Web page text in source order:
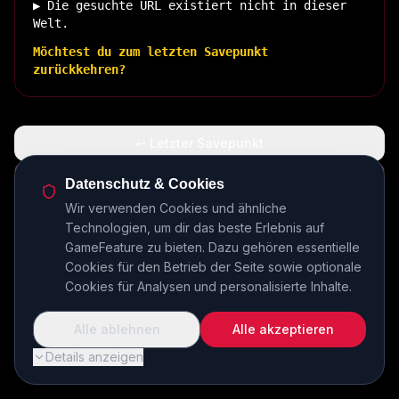
▶ Die gesuchte URL existiert nicht in dieser
Welt.
Möchtest du zum letzten Savepunkt
zurückkehren?
🏠 Zurück zur Basis
INSERT COIN TO CONTINUE...
Datenschutz & Cookies
Wir verwenden Cookies und ähnliche
Technologien, um dir das beste Erlebnis auf
GameFeature zu bieten. Dazu gehören essentielle
Cookies für den Betrieb der Seite sowie optionale
Cookies für Analysen und personalisierte Inhalte.
Details anzeigen
Alle ablehnen Alle akzeptieren